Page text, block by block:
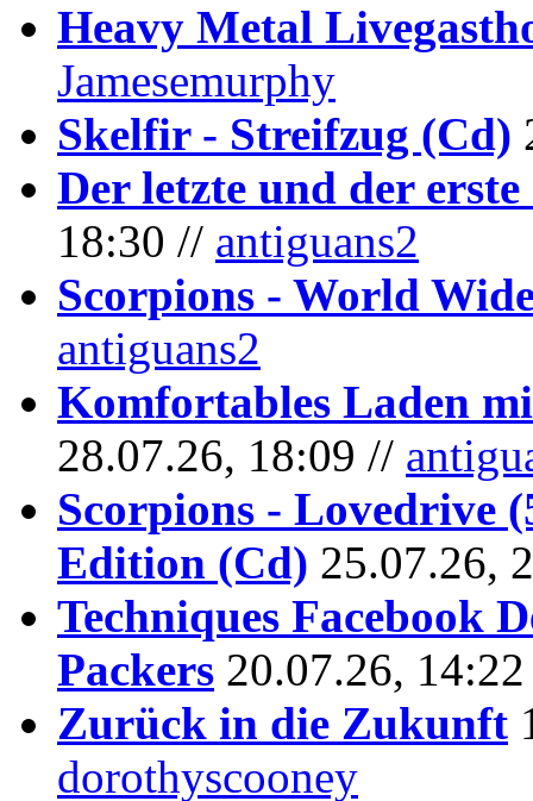
Heavy Metal
Jamesemurphy
Skelfir - Streifzug (Cd)
Der letzte und der erste
18:30 // antiguans2
Scorpions - World
antiguans2
Komfortables Laden
28.07.26, 18:09 //
Scorpions - Lovedrive
Edition (Cd) 25.07.26,
Techniques Facebook
Packers 20.07.26,
Zurück in die Zukunft
dorothyscooney